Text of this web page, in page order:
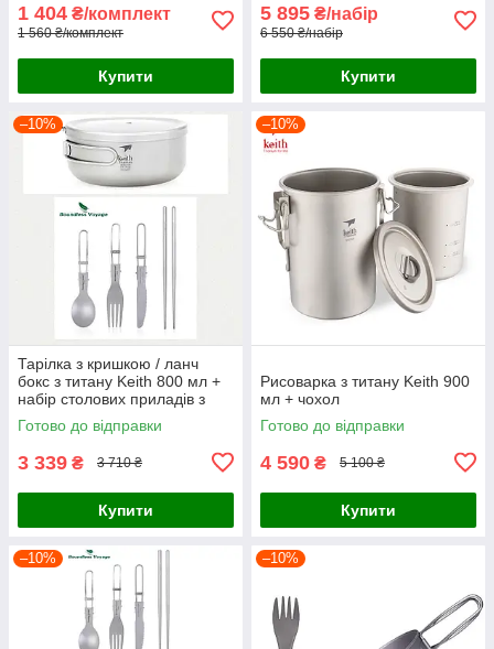
1 404 ₴/комплект
1 560 ₴/комплект
Купити
5 895 ₴/набір
6 550 ₴/набір
Купити
–10%
Тарілка з кришкою / ланч
бокс з титану Keith 800 мл +
набір столових приладів з
титану
Готово до відправки
3 339 ₴ 3 710 ₴
Купити
–10%
Рисоварка з титану Keith 900
мл + чохол
Готово до відправки
4 590 ₴ 5 100 ₴
Купити
–10% –10%